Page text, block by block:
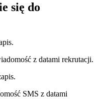
się do
z datami rekrutacji.
SMS z datami